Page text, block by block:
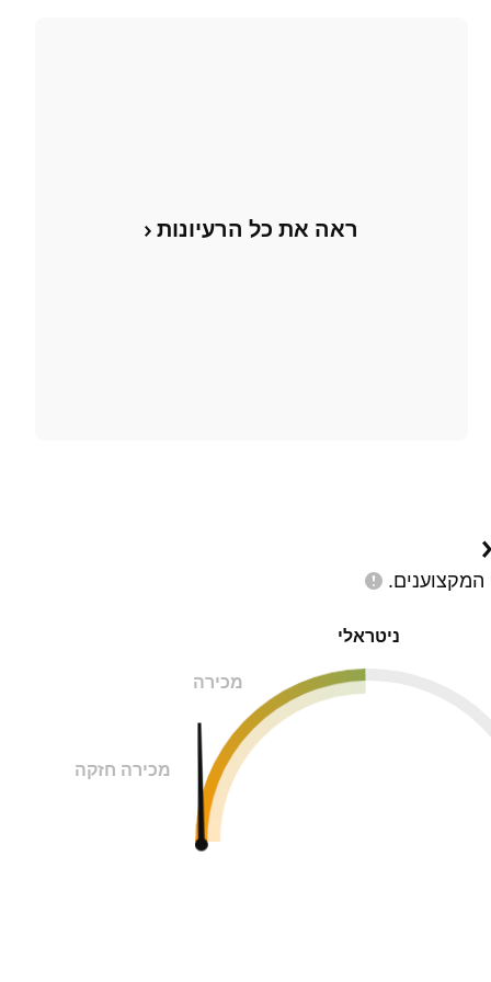
ראה את כל הרעיונות
המקצוענים.
ניטראלי
מכירה
מכירה חזקה